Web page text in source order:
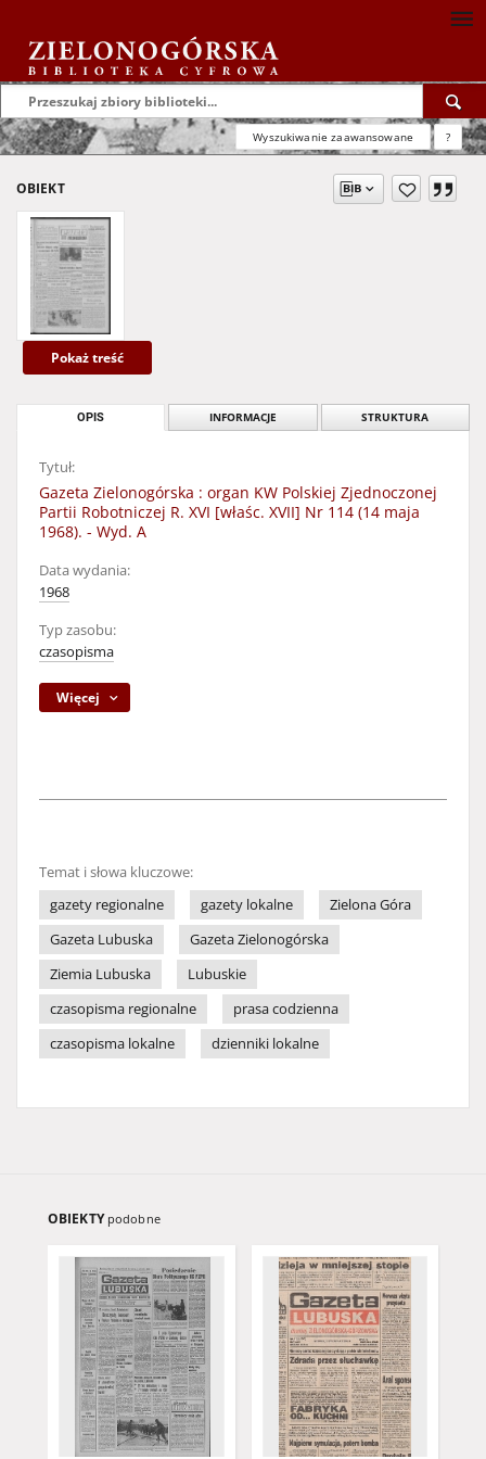
Wyszukiwanie zaawansowane ?
OBIEKT
Pokaż treść
OPIS INFORMACJE STRUKTURA
Tytuł:
Gazeta Zielonogórska : organ KW Polskiej Zjednoczonej
Partii Robotniczej R. XVI [właśc. XVII] Nr 114 (14 maja
1968). - Wyd. A
Data wydania:
1968
Typ zasobu:
czasopisma
Więcej
Temat i słowa kluczowe:
gazety regionalne
gazety lokalne
Zielona Góra
Gazeta Lubuska
Gazeta Zielonogórska
Ziemia Lubuska
Lubuskie
czasopisma regionalne
prasa codzienna
czasopisma lokalne
dzienniki lokalne
OBIEKTY podobne